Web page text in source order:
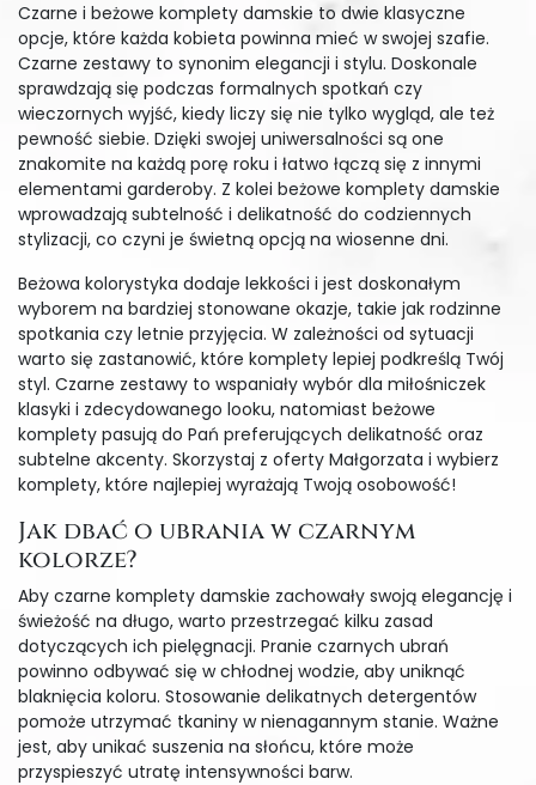
Czarne i beżowe komplety damskie to dwie klasyczne
opcje, które każda kobieta powinna mieć w swojej szafie.
Czarne zestawy to synonim elegancji i stylu. Doskonale
sprawdzają się podczas formalnych spotkań czy
wieczornych wyjść, kiedy liczy się nie tylko wygląd, ale też
pewność siebie. Dzięki swojej uniwersalności są one
znakomite na każdą porę roku i łatwo łączą się z innymi
elementami garderoby. Z kolei beżowe komplety damskie
wprowadzają subtelność i delikatność do codziennych
stylizacji, co czyni je świetną opcją na wiosenne dni.
Beżowa kolorystyka dodaje lekkości i jest doskonałym
wyborem na bardziej stonowane okazje, takie jak rodzinne
spotkania czy letnie przyjęcia. W zależności od sytuacji
warto się zastanowić, które komplety lepiej podkreślą Twój
styl. Czarne zestawy to wspaniały wybór dla miłośniczek
klasyki i zdecydowanego looku, natomiast beżowe
komplety pasują do Pań preferujących delikatność oraz
subtelne akcenty. Skorzystaj z oferty Małgorzata i wybierz
komplety, które najlepiej wyrażają Twoją osobowość!
Jak dbać o ubrania w czarnym
kolorze?
Aby czarne komplety damskie zachowały swoją elegancję i
świeżość na długo, warto przestrzegać kilku zasad
dotyczących ich pielęgnacji. Pranie czarnych ubrań
powinno odbywać się w chłodnej wodzie, aby uniknąć
blaknięcia koloru. Stosowanie delikatnych detergentów
pomoże utrzymać tkaniny w nienagannym stanie. Ważne
jest, aby unikać suszenia na słońcu, które może
przyspieszyć utratę intensywności barw.